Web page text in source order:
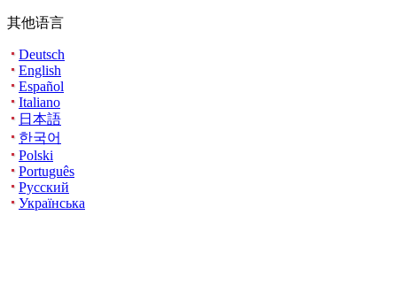
其他语言
Deutsch
English
Español
Italiano
日本語
한국어
Polski
Português
Русский
Українська